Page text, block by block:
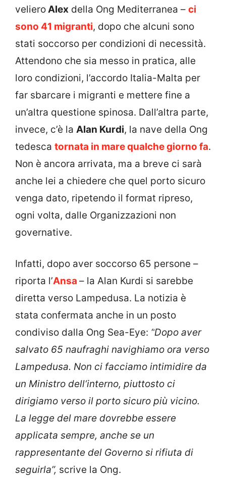
velieroAlex della Ong Mediterranea – ci
sono 41 migranti, dopo che alcuni sono
stati soccorso per condizioni di necessità.
Attendono che sia messo in pratica, alle
loro condizioni, l’accordo Italia-Malta per
far sbarcare i migranti e mettere fine a
un’altra questione spinosa. Dall’altra parte,
invece, c’è la Alan Kurdi, la nave della Ong
tedesca tornata in mare qualche giorno fa.
Non è ancora arrivata, ma a breve ci sarà
anche lei a chiedere che quel porto sicuro
venga dato, ripetendo il format ripreso,
ogni volta, dalle Organizzazioni non
governative.
Infatti, dopo aver soccorso 65 persone –
riporta l’Ansa – la Alan Kurdi si sarebbe
diretta verso Lampedusa. La notizia è
stata confermata anche in un posto
condiviso dalla Ong Sea-Eye: “Dopo aver
salvato 65 naufraghi navighiamo ora verso
Lampedusa. Non ci facciamo intimidire da
un Ministro dell‘interno, piuttosto ci
dirigiamo verso il porto sicuro più vicino.
La legge del mare dovrebbe essere
applicata sempre, anche se un
rappresentante del Governo si rifiuta di
seguirla”, scrive la Ong.